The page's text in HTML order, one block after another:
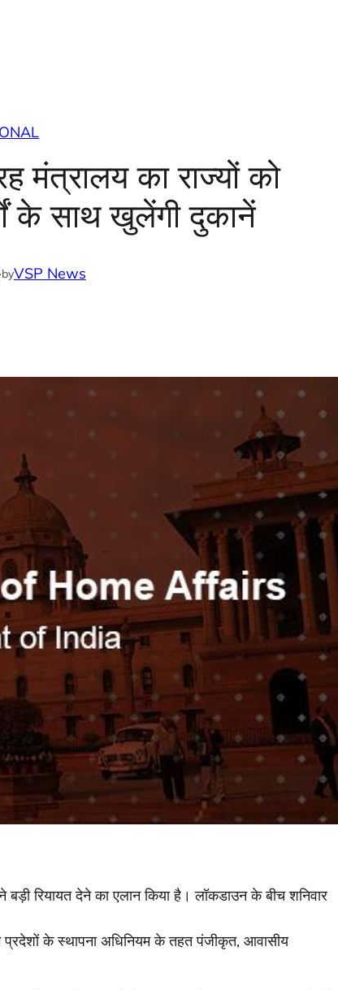
मंत्रालय का राज्यों को
के साथ खुलेंगी दुकानें
·byVSP News
रियायत देने का एलान किया है। लॉकडाउन के बीच शनिवार
प्रदेशों के स्थापना अधिनियम के तहत पंजीकृत, आवासीय